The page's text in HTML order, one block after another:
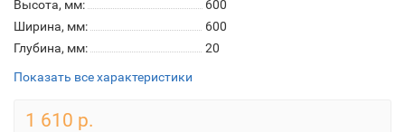
Высота, мм:
600
Ширина, мм:
600
Глубина, мм:
20
Показать все характеристики
1 610 р.